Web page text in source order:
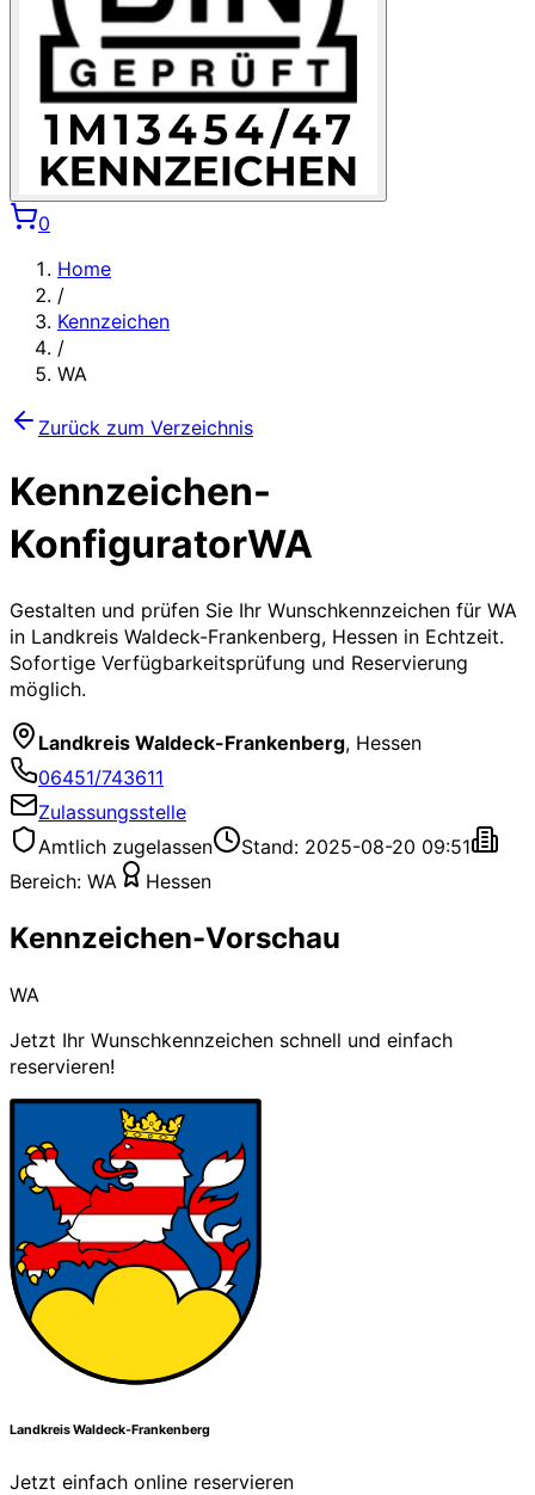
0
Home
/
Kennzeichen
/
WA
Zurück zum Verzeichnis
Kennzeichen-
KonfiguratorWA
Gestalten und prüfen Sie Ihr Wunschkennzeichen für WA
in Landkreis Waldeck-Frankenberg, Hessen in Echtzeit.
Sofortige Verfügbarkeitsprüfung und Reservierung
möglich.
Landkreis Waldeck-Frankenberg, Hessen
06451/743611
Zulassungsstelle
Amtlich zugelassen
Stand: 2025-08-20 09:51
Bereich: WA Hessen
Kennzeichen-Vorschau
WA
Jetzt Ihr Wunschkennzeichen schnell und einfach
reservieren!
Landkreis Waldeck-Frankenberg
Jetzt einfach online reservieren